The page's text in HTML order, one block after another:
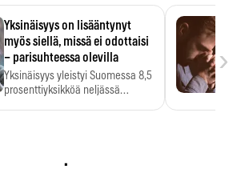
Yksinäisyys on lisääntynyt
myös siellä, missä ei odottaisi
– parisuhteessa olevilla
Yksinäisyys yleistyi Suomessa 8,5
prosenttiyksikköä neljässä
›
.